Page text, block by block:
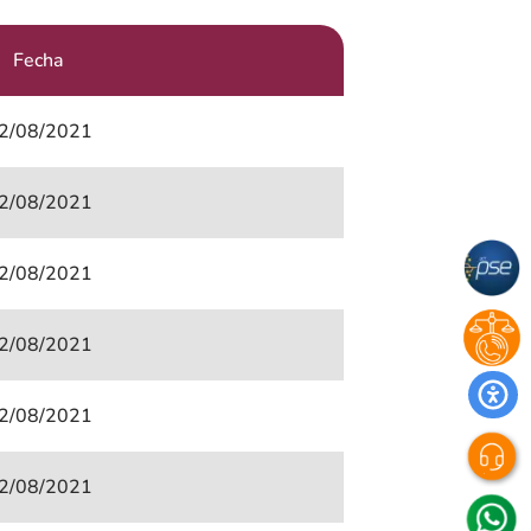
Fecha
08/2021
08/2021
08/2021
08/2021
08/2021
08/2021